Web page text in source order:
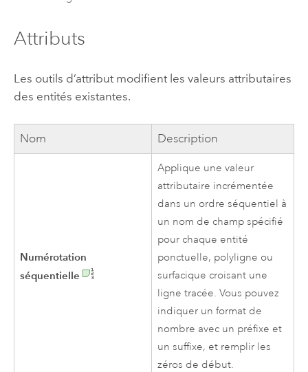
Attributs
Les outils d’attribut modifient les valeurs attributaires
des entités existantes.
Nom Description
Numérotation
séquentielle
Applique une valeur
attributaire incrémentée
dans un ordre séquentiel à
un nom de champ spécifié
pour chaque entité
ponctuelle, polyligne ou
surfacique croisant une
ligne tracée. Vous pouvez
indiquer un format de
nombre avec un préfixe et
un suffixe, et remplir les
zéros de début.